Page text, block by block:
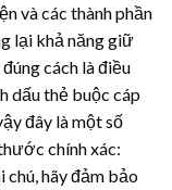
và các thành phần
lại khả năng giữ
cách là điều
dấu thẻ buộc cáp
đây là một số
chính xác:
hãy đảm bảo